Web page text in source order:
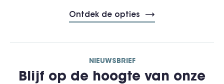
Ontdek de opties
NIEUWSBRIEF
Blijf op de hoogte van onze